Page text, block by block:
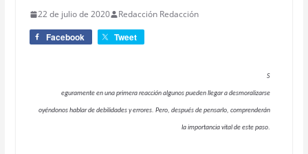
22 de julio de 2020 Redacción Redacción
Facebook Tweet
S
eguramente en una primera reacción algunos pueden llegar a desmoralizarse
oyéndonos hablar de debilidades y errores. Pero, después de pensarlo, comprenderán
la importancia vital de este paso.